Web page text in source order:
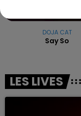
DOJA CAT
Say So
LES LIVES